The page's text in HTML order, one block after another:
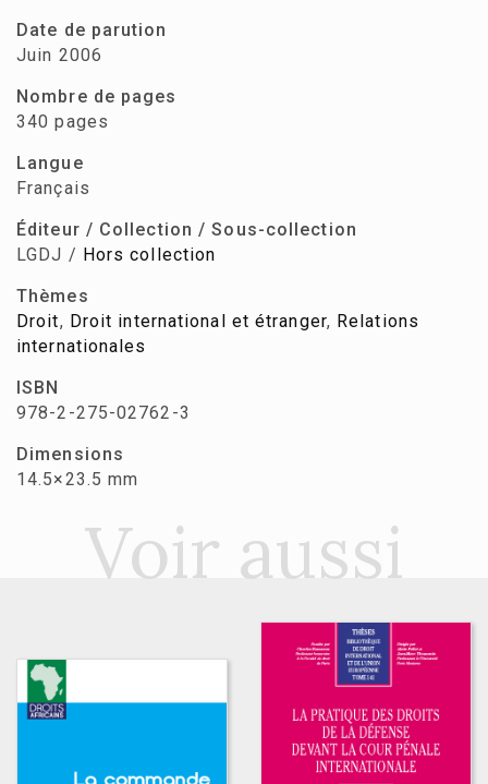
Date de parution
Juin 2006
Nombre de pages
340 pages
Langue
Français
Éditeur / Collection / Sous-collection
LGDJ / Hors collection
Thèmes
Droit, Droit international et étranger, Relations
internationales
ISBN
978-2-275-02762-3
Dimensions
14.5×23.5 mm
Voir aussi